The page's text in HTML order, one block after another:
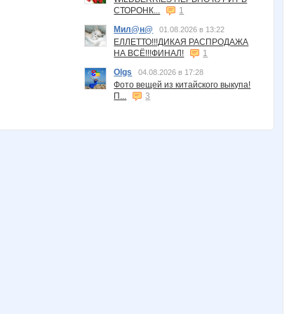
СТОРОНК...
1
Мил@н@
01.08.2026 в 13:22
ЕЛЛЕТТО!!!ДИКАЯ РАСПРОДАЖА
НА ВСЁ!!!ФИНАЛ!
1
Olgs
04.08.2026 в 17:28
Фото вещей из китайского выкупа!
П...
3